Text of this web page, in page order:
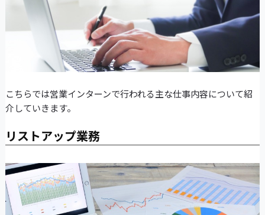
こちらでは営業インターンで行われる主な仕事内容について紹
介していきます。
リストアップ業務